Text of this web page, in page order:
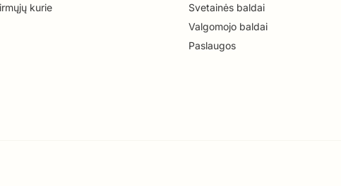
kurie
Svetainės baldai
Valgomojo baldai
Paslaugos